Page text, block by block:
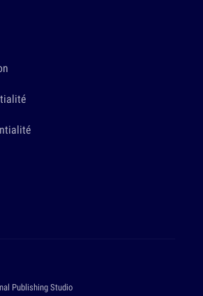
Publishing Studio